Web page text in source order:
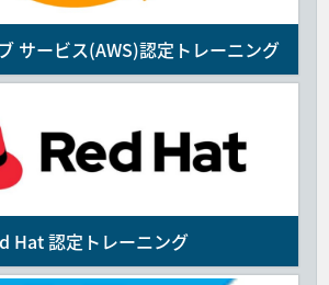
サービス(AWS)認定トレーニング
Hat 認定トレーニング